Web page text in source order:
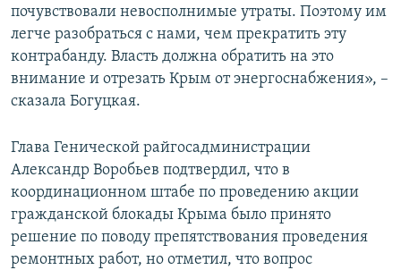
почувствовали невосполнимые утраты. Поэтому им
легче разобраться с нами, чем прекратить эту
контрабанду. Власть должна обратить на это
внимание и отрезать Крым от энергоснабжения», –
сказала Богуцкая.
Глава Генической райгосадминистрации
Александр Воробьев подтвердил, что в
координационном штабе по проведению акции
гражданской блокады Крыма было принято
решение по поводу препятствования проведения
ремонтных работ, но отметил, что вопрос